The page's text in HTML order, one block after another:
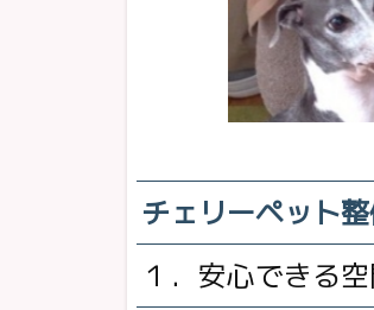
チェリーペット
１．安心できる